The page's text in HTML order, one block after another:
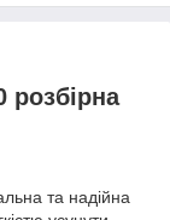
розбірна
та надійна